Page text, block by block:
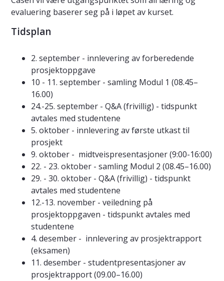
evaluering baserer seg på i løpet av kurset.
Tidsplan
2. september - innlevering av forberedende
prosjektoppgave
10 - 11. september - samling Modul 1 (08.45–
16.00)
24.-25. september - Q&A (frivillig) - tidspunkt
avtales med studentene
5. oktober - innlevering av første utkast til
prosjekt
9. oktober - midtveispresentasjoner (9:00-16:00)
22. - 23. oktober - samling Modul 2 (08.45–16.00)
29. - 30. oktober - Q&A (frivillig) - tidspunkt
avtales med studentene
12.-13. november - veiledning på
prosjektoppgaven - tidspunkt avtales med
studentene
4. desember - innlevering av prosjektrapport
(eksamen)
11. desember - studentpresentasjoner av
prosjektrapport (09.00–16.00)